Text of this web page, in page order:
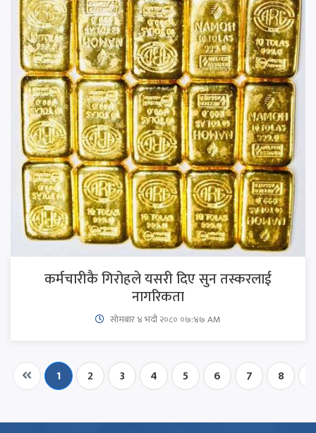
कर्मचारीकै गिरोहले यसरी दिए सुन तस्करलाई
नागरिकता
सोमबार ४ भदौ २०८० ०७:४७ AM
1 2 3 4 5 6 7 8